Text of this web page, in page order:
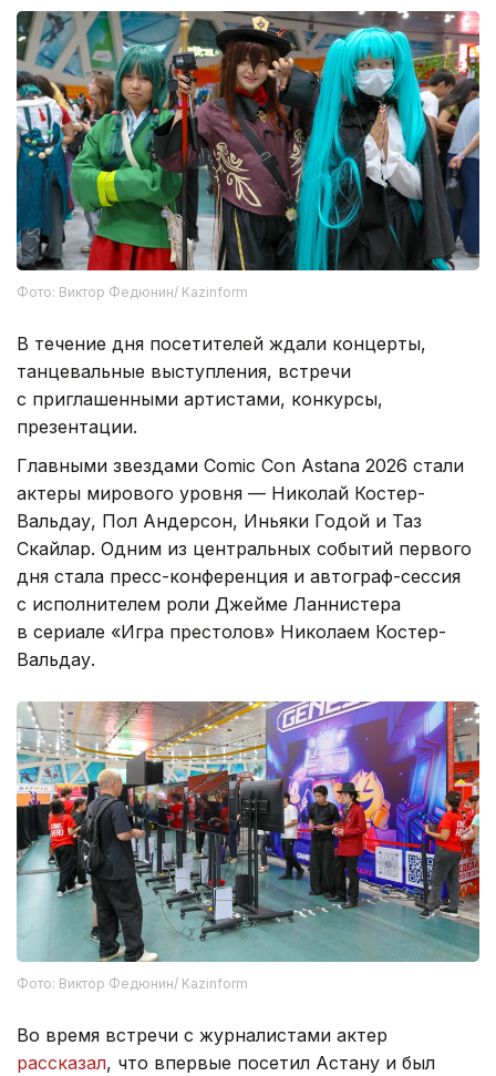
Фото: Виктор Федюнин/ Kazinform
В течение дня посетителей ждали концерты,
танцевальные выступления, встречи
с приглашенными артистами, конкурсы,
презентации.
Главными звездами Comic Con Astana 2026 стали
актеры мирового уровня — Николай Костер-
Вальдау, Пол Андерсон, Иньяки Годой и Таз
Скайлар. Одним из центральных событий первого
дня стала пресс-конференция и автограф-сессия
с исполнителем роли Джейме Ланнистера
в сериале «Игра престолов» Николаем Костер-
Вальдау.
Фото: Виктор Федюнин/ Kazinform
Во время встречи с журналистами актер
рассказал, что впервые посетил Астану и был